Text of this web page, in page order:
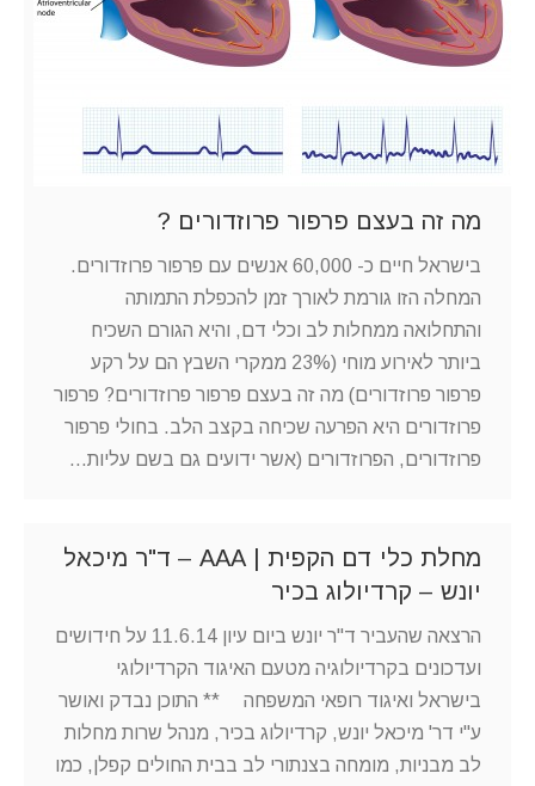
מה זה בעצם פרפור פרוזדורים ?
בישראל חיים כ- 60,000 אנשים עם פרפור פרוזדורים.
המחלה הזו גורמת לאורך זמן להכפלת התמותה
והתחלואה ממחלות לב וכלי דם, והיא הגורם השכיח
ביותר לאירוע מוחי (23% ממקרי השבץ הם על רקע
פרפור פרוזדורים) מה זה בעצם פרפור פרוזדורים? פרפור
פרוזדורים היא הפרעה שכיחה בקצב הלב. בחולי פרפור
פרוזדורים, הפרוזדורים (אשר ידועים גם בשם עליות…
מחלת כלי דם הקפית | AAA – ד"ר מיכאל
יונש – קרדיולוג בכיר
הרצאה שהעביר ד"ר יונש ביום עיון 11.6.14 על חידושים
ועדכונים בקרדיולוגיה מטעם האיגוד הקרדיולוגי
בישראל ואיגוד רופאי המשפחה ** התוכן נבדק ואושר
ע"י דר' מיכאל יונש, קרדיולוג בכיר, מנהל שרות מחלות
לב מבניות, מומחה בצנתורי לב בבית החולים קפלן, כמו